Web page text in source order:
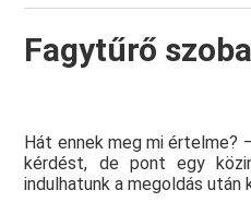
Fagytűrő
Hát ennek meg mi
kérdést, de pont egy
indulhatunk a megoldás után